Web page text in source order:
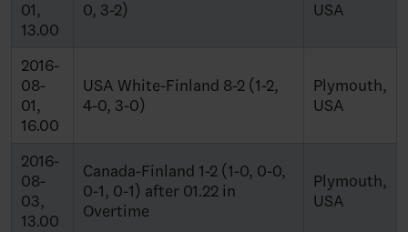
01,
13.00
0, 3-2)
USA
2016-
08-
01,
16.00
USA White-Finland 8-2 (1-2,
4-0, 3-0)
Plymouth,
USA
2016-
08-
03,
13.00
Canada-Finland 1-2 (1-0, 0-0,
0-1, 0-1) after 01.22 in
Overtime
Plymouth,
USA